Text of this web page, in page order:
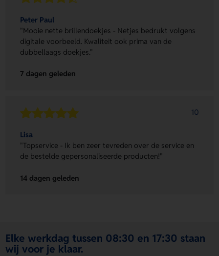
Peter Paul
"Mooie nette brillendoekjes - Netjes bedrukt volgens
digitale voorbeeld. Kwaliteit ook prima van de
dubbellaags doekjes."
7 dagen geleden
10
Lisa
"Topservice - Ik ben zeer tevreden over de service en
de bestelde gepersonaliseerde producten!"
14 dagen geleden
Elke werkdag tussen 08:30 en 17:30 staan
wij voor je klaar.